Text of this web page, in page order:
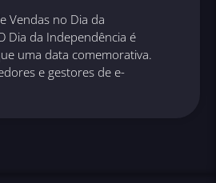
Vendas no Dia da
Dia da Independência é
uma data comemorativa.
e gestores de e-